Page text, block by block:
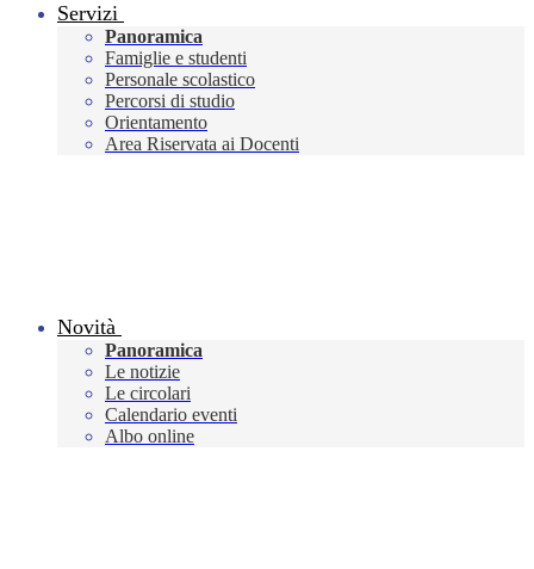
Servizi
Panoramica
Famiglie e studenti
Personale scolastico
Percorsi di studio
Orientamento
Area Riservata ai Docenti
Novità
Panoramica
Le notizie
Le circolari
Calendario eventi
Albo online